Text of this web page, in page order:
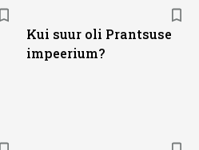
Kui suur oli Prantsuse
impeerium?